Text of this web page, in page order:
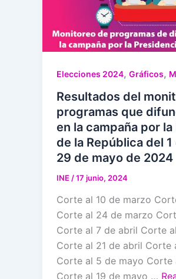
Elecciones 2024, Gráficos,
Resultados del
programas que
en la campaña por
de la República del
29 de mayo de 2024
INE /17 junio, 2024
Corte al 10 de marzo
Corte al 24 de marzo
Corte al 7 de abril Corte
Corte al 21 de abril Corte
Corte al 5 de mayo Corte
Corte al 19 de mayo …